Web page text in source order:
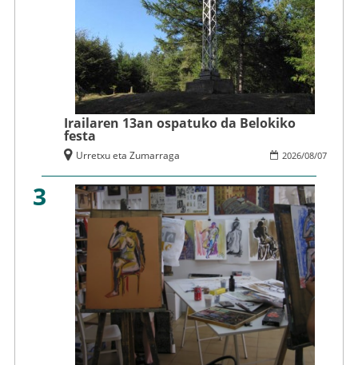
Irailaren 13an ospatuko da Belokiko
festa
2026/08/07
Urretxu eta Zumarraga
3